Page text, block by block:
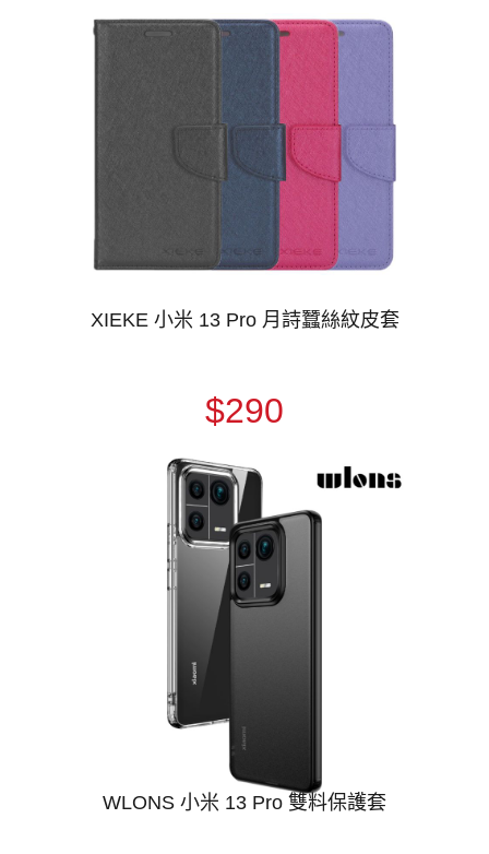
XIEKE 小米 13 Pro 月詩蠶絲紋皮套
$290
WLONS 小米 13 Pro 雙料保護套